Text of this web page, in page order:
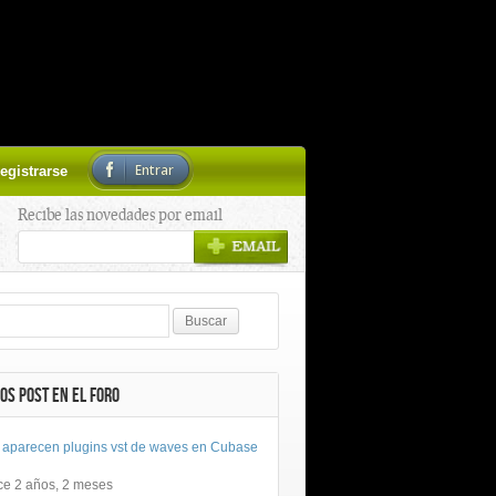
Entrar
Recibe las novedades por email
POST EN EL FORO
aparecen plugins vst de waves en Cubase
2 años, 2 meses